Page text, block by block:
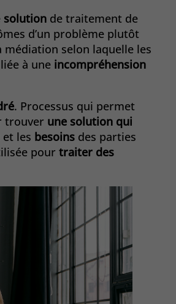
solution de traitement de
d’un problème plutôt
médiation selon laquelle les
à une incompréhension
. Processus qui permet
trouver une solution qui
et les besoins des parties
pour traiter des